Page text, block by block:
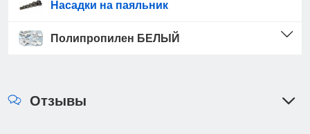
Насадки на паяльник
Полипропилен БЕЛЫЙ
Отзывы